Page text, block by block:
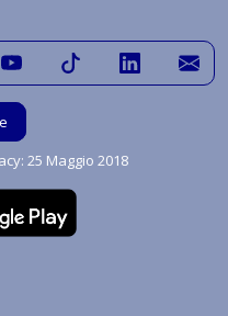
25 Maggio 2018